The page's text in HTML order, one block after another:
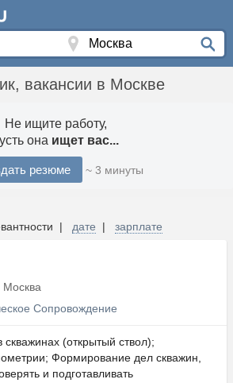
вакансии в Москве
Не ищите работу,
она ищет вас...
резюме ~ 3 минуты
| дате | зарплате
Москва
Сопровождение
(открытый ствол);
Формирование дел скважин,
и подготавливать